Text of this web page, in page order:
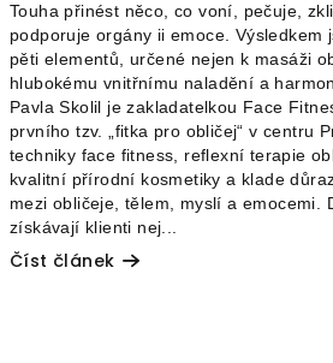
Touha přinést něco, co voní, pečuje,
podporuje orgány ii emoce. Výsledkem
pěti elementů, určené nejen k masáži
hlubokému vnitřnímu naladění a
Pavla Skolil je zakladatelkou Face
prvního tzv. „fitka pro obličej“ v centru
techniky face fitness, reflexní terapie
kvalitní přírodní kosmetiky a klade
mezi obličeje, tělem, myslí a emocemi.
získávají klienti nej...
Číst článek